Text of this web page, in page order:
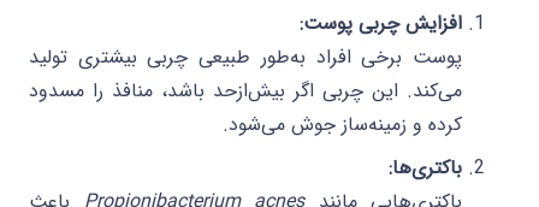
افزایش چربی پوست:
پوست برخی افراد به‌طور طبیعی چربی بیشتری تولید
می‌کند. این چربی اگر بیش‌ازحد باشد، منافذ را مسدود
کرده و زمینه‌ساز جوش می‌شود.
باکتری‌ها: